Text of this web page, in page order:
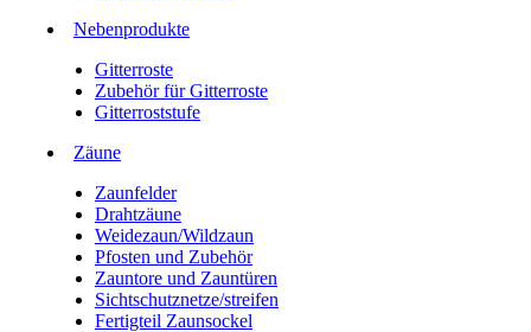
Nebenprodukte
Gitterroste
Zubehör für Gitterroste
Gitterroststufe
Zäune
Zaunfelder
Drahtzäune
Weidezaun/Wildzaun
Pfosten und Zubehör
Zauntore und Zauntüren
Sichtschutznetze/streifen
Fertigteil Zaunsockel